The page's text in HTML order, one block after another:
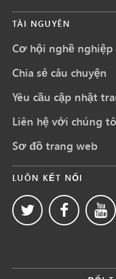
TÀI NGUYÊN
Cơ hội nghề nghiệp
Chia sẻ câu chuyện
Yêu cầu cập nhật
Liên hệ với chúng
Sơ đồ trang web
LUÔN KẾT NỐI